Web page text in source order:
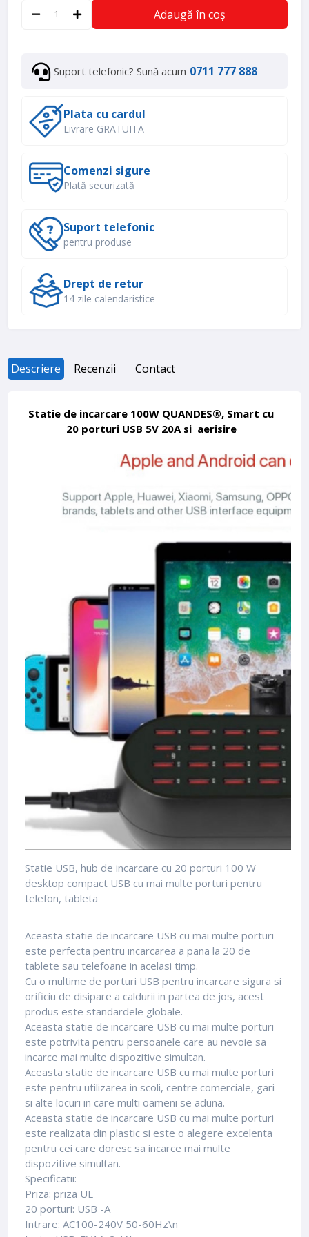
Adaugă în coș
Suport telefonic? Sună acum 0711 777 888
Plata cu cardul
Livrare GRATUITA
Comenzi sigure
Plată securizată
Suport telefonic
pentru produse
Drept de retur
14 zile calendaristice
Descriere Recenzii Contact
Statie de incarcare 100W QUANDES®, Smart cu
20 porturi USB 5V 20A si aerisire
Statie USB, hub de incarcare cu 20 porturi 100 W
desktop compact USB cu mai multe porturi pentru
telefon, tableta
—
Aceasta statie de incarcare USB cu mai multe porturi
este perfecta pentru incarcarea a pana la 20 de
tablete sau telefoane in acelasi timp.
Cu o multime de porturi USB pentru incarcare sigura si
orificiu de disipare a caldurii in partea de jos, acest
produs este standardele globale.
Aceasta statie de incarcare USB cu mai multe porturi
este potrivita pentru persoanele care au nevoie sa
incarce mai multe dispozitive simultan.
Aceasta statie de incarcare USB cu mai multe porturi
este pentru utilizarea in scoli, centre comerciale, gari
si alte locuri in care multi oameni se aduna.
Aceasta statie de incarcare USB cu mai multe porturi
este realizata din plastic si este o alegere excelenta
pentru cei care doresc sa incarce mai multe
dispozitive simultan.
Specificatii:
Priza: priza UE
20 porturi: USB -A
Intrare: AC100-240V 50-60Hz\n